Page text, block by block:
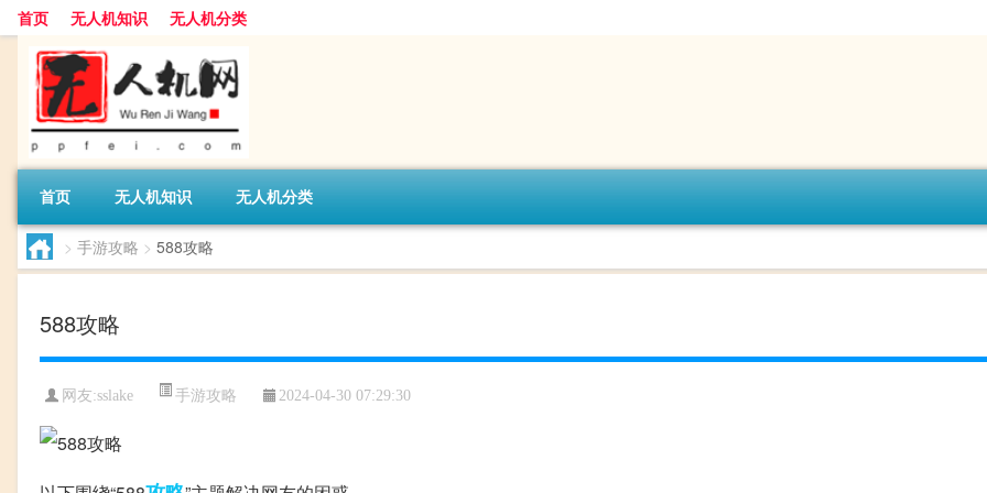
首页 无人机知识 无人机分类
首页 无人机知识 无人机分类
> 手游攻略 > 588攻略
588攻略
网友:sslake 手游攻略 2024-04-30 07:29:30